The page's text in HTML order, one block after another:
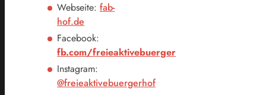
Webseite: fab-
hof.de
Facebook:
fb.com/freieaktivebuerger
Instagram:
@freieaktivebuergerhof